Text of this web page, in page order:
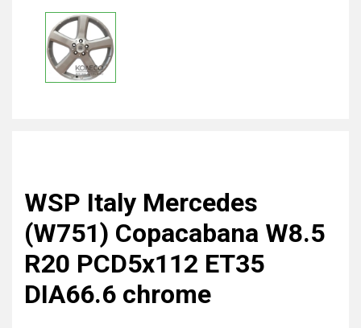
WSP Italy Mercedes
(W751) Copacabana W8.5
R20 PCD5x112 ET35
DIA66.6 chrome